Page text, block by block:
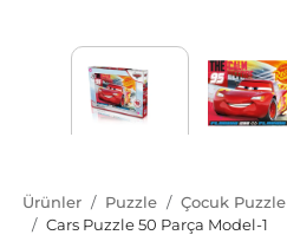
Ürünler Puzzle Çocuk Puzzle
Cars Puzzle 50 Parça Model-1